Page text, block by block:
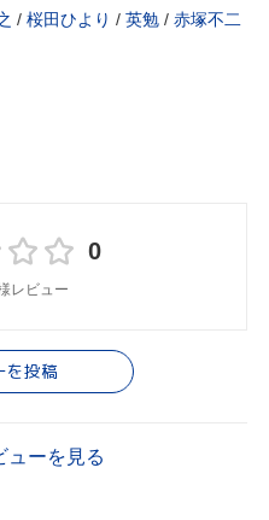
/ 桜田ひより / 英勉 / 赤塚不二
0
レビュー
を投稿
ューを見る